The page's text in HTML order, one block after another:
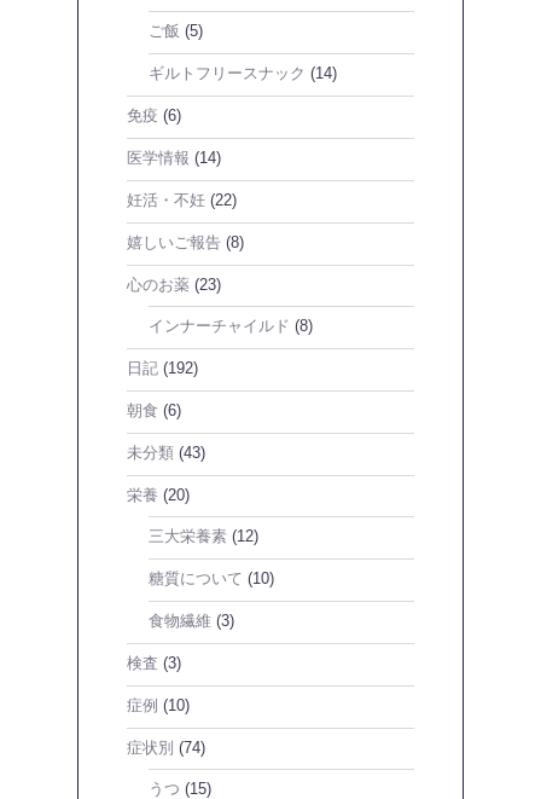
ご飯 (5)
ギルトフリースナック (14)
免疫 (6)
医学情報 (14)
妊活・不妊 (22)
嬉しいご報告 (8)
心のお薬 (23)
インナーチャイルド (8)
日記 (192)
朝食 (6)
未分類 (43)
栄養 (20)
三大栄養素 (12)
糖質について (10)
食物繊維 (3)
検査 (3)
症例 (10)
症状別 (74)
うつ (15)